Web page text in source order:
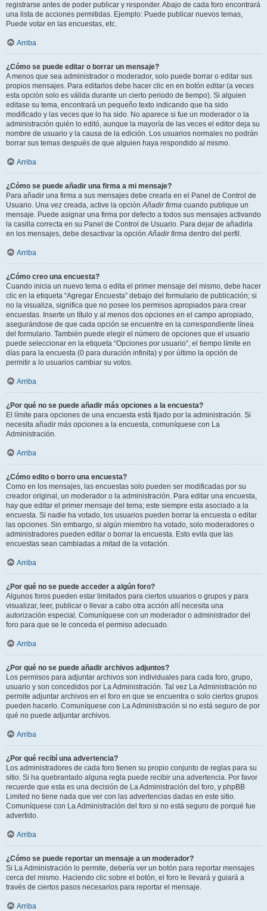
registrarse antes de poder publicar y responder. Abajo de cada foro encontrará
una lista de acciones permitidas. Ejemplo: Puede publicar nuevos temas,
Puede votar en las encuestas, etc.
Arriba
¿Cómo se puede editar o borrar un mensaje?
A menos que sea administrador o moderador, solo puede borrar o editar sus
propios mensajes. Para editarlos debe hacer clic en en botón editar(a veces
esta opción solo es válida durante un cierto periodo de tiempo). Si alguien
editase su tema, encontrará un pequeño texto indicando que ha sido
modificado y las veces que lo ha sido. No aparece si fue un moderador o la
administración quién lo editó, aunque la mayoría de las veces el editor deja su
nombre de usuario y la causa de la edición. Los usuarios normales no podrán
borrar sus temas después de que alguien haya respondido al mismo.
Arriba
¿Cómo se puede añadir una firma a mi mensaje?
Para añadir una firma a sus mensajes debe crearla en el Panel de Control de
Usuario. Una vez creada, active la opciónAñadir firma cuando publique un
mensaje. Puede asignar una firma por defecto a todos sus mensajes activando
la casilla correcta en su Panel de Control de Usuario. Para dejar de añadirla
en los mensajes, debe desactivar la opciónAñadir firma dentro del perfil.
Arriba
¿Cómo creo una encuesta?
Cuando inicia un nuevo tema o edita el primer mensaje del mismo, debe hacer
clic en la etiqueta “Agregar Encuesta” debajo del formulario de publicación; si
no la visualiza, significa que no posee los permisos apropiados para crear
encuestas. Inserte un título y al menos dos opciones en el campo apropiado,
asegurándose de que cada opción se encuentre en la correspondiente línea
del formulario. También puede elegir el número de opciones que el usuario
puede seleccionar en la etiqueta “Opciones por usuario”, el tiempo límite en
días para la encuesta (0 para duración infinita) y por último la opción de
permitir a lo usuarios cambiar su votos.
Arriba
¿Por qué no se puede añadir más opciones a la encuesta?
El límite para opciones de una encuesta está fijado por la administración. Si
necesita añadir más opciones a la encuesta, comuníquese con La
Administración.
Arriba
¿Cómo edito o borro una encuesta?
Como en los mensajes, las encuestas solo pueden ser modificadas por su
creador original, un moderador o la administración. Para editar una encuesta,
hay que editar el primer mensaje del tema; este siempre esta asociado a la
encuesta. Si nadie ha votado, los usuarios pueden borrar la encuesta o editar
las opciones. Sin embargo, si algún miembro ha votado, solo moderadores o
administradores pueden editar o borrar la encuesta. Esto evita que las
encuestas sean cambiadas a mitad de la votación.
Arriba
¿Por qué no se puede acceder a algún foro?
Algunos foros pueden estar limitados para ciertos usuarios o grupos y para
visualizar, leer, publicar o llevar a cabo otra acción allí necesita una
autorización especial. Comuníquese con un moderador o administrador del
foro para que se le conceda el permiso adecuado.
Arriba
¿Por qué no se puede añadir archivos adjuntos?
Los permisos para adjuntar archivos son individuales para cada foro, grupo,
usuario y son concedidos por La Administración. Tal vez La Administración no
permite adjuntar archivos en el foro en que se encuentra o solo ciertos grupos
pueden hacerlo. Comuníquese con La Administración si no está seguro de por
qué no puede adjuntar archivos.
Arriba
¿Por qué recibí una advertencia?
Los administradores de cada foro tienen su propio conjunto de reglas para su
sitio. Si ha quebrantado alguna regla puede recibir una advertencia. Por favor
recuerde que esta es una decisión de La Administración del foro, y phpBB
Limited no tiene nada que ver con las advertencias dadas en este sitio.
Comuníquese con La Administración del foro si no está seguro de porqué fue
advertido.
Arriba
¿Cómo se puede reportar un mensaje a un moderador?
Si La Administración lo permite, debería ver un botón para reportar mensajes
cerca del mismo. Haciendo clic sobre el botón, el foro le llevará y guiará a
través de ciertos pasos necesarios para reportar el mensaje.
Arriba